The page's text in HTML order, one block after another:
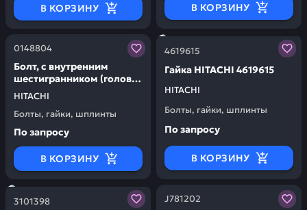
В КОРЗИНУ В КОРЗИНУ
0148804
HITACHI
Болт, с внутренним
шестигранником (головка
под торцевой ключ)
HITACHI 0148804
Болты, гайки, шплинты
Заказывая запчасти у нас, вы получаете гарантию
По запросу
В КОРЗИНУ
4619615
HITACHI
Гайка HITACHI 4619615
Болты, гайки, шплинты
Заказывая запчасти у
По запросу
В КОРЗИНУ
3101398
Заказывая запчасти у нас, вы получаете гарантию
J781202
Заказывая запчасти у